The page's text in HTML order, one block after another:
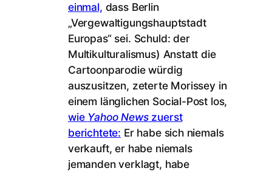
einmal, dass Berlin
„Vergewaltigungshauptstadt
Europas“ sei. Schuld: der
Multikulturalismus) Anstatt die
Cartoonparodie würdig
auszusitzen, zeterte Morissey in
einem länglichen Social-Post los,
wie Yahoo Newszuerst
berichtete: Er habe sich niemals
verkauft, er habe niemals
jemanden verklagt, habe